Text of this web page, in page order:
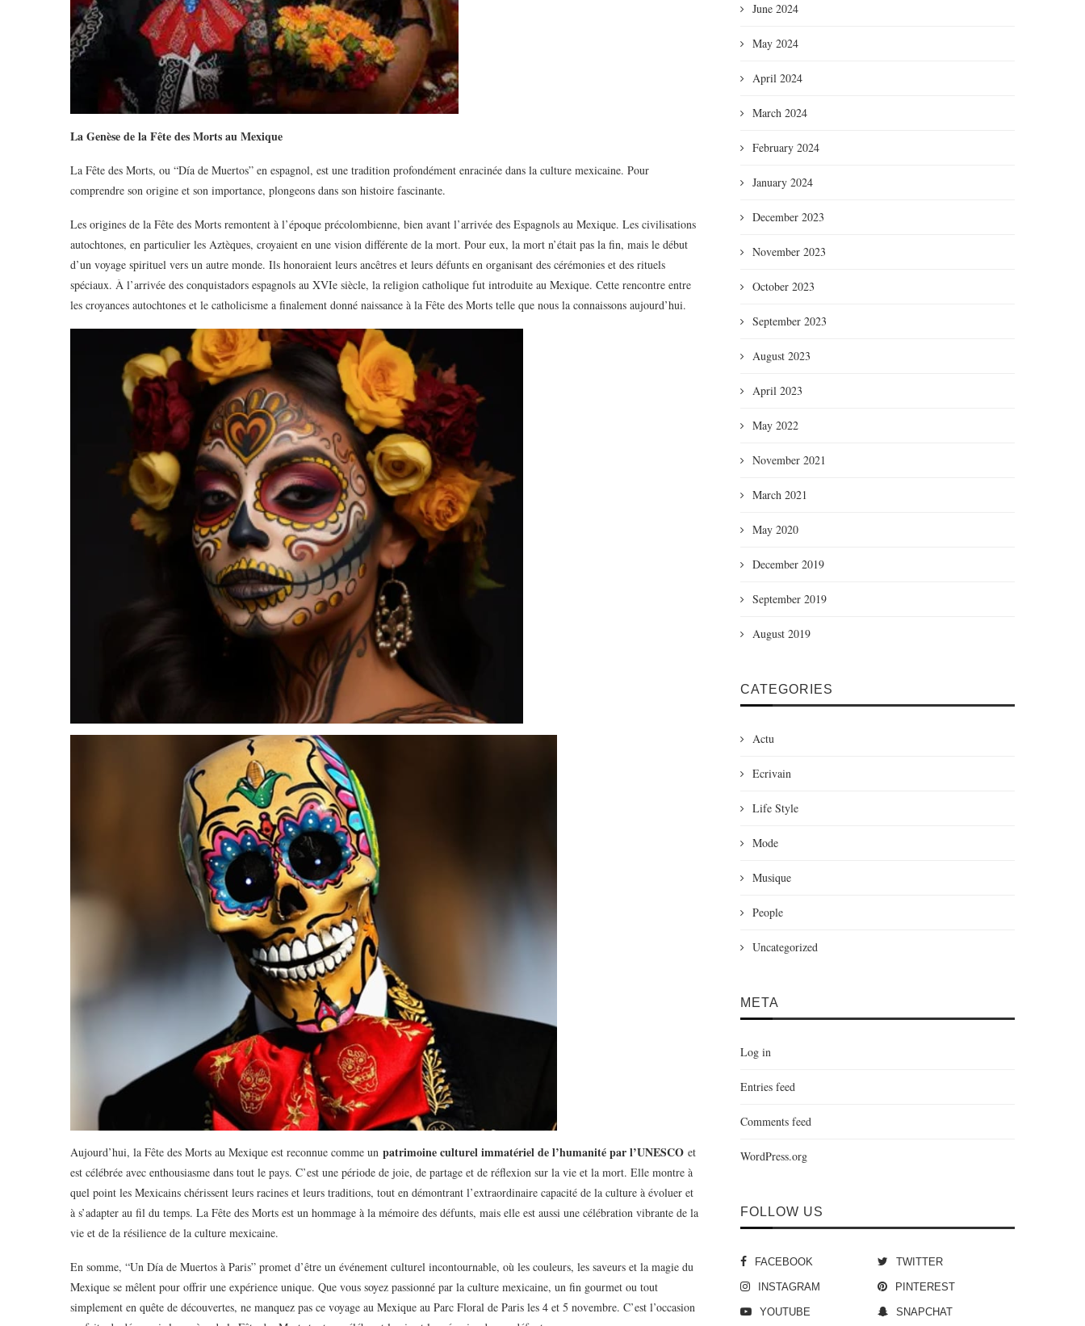
La Genèse de la Fête des Morts au Mexique
La Fête des Morts, ou “Día de Muertos” en espagnol, est une tradition profondément enracinée dans la culture mexicaine. Pour
comprendre son origine et son importance, plongeons dans son histoire fascinante.
Les origines de la Fête des Morts remontent à l’époque précolombienne, bien avant l’arrivée des Espagnols au Mexique. Les civilisations
autochtones, en particulier les Aztèques, croyaient en une vision différente de la mort. Pour eux, la mort n’était pas la fin, mais le début
d’un voyage spirituel vers un autre monde. Ils honoraient leurs ancêtres et leurs défunts en organisant des cérémonies et des rituels
spéciaux. À l’arrivée des conquistadors espagnols au XVIe siècle, la religion catholique fut introduite au Mexique. Cette rencontre entre
les croyances autochtones et le catholicisme a finalement donné naissance à la Fête des Morts telle que nous la connaissons aujourd’hui.
Aujourd’hui, la Fête des Morts au Mexique est reconnue comme un patrimoine culturel immatériel de l’humanité par l’UNESCO et
est célébrée avec enthousiasme dans tout le pays. C’est une période de joie, de partage et de réflexion sur la vie et la mort. Elle montre à
quel point les Mexicains chérissent leurs racines et leurs traditions, tout en démontrant l’extraordinaire capacité de la culture à évoluer et
à s’adapter au fil du temps. La Fête des Morts est un hommage à la mémoire des défunts, mais elle est aussi une célébration vibrante de la
vie et de la résilience de la culture mexicaine.
En somme, “Un Día de Muertos à Paris” promet d’être un événement culturel incontournable, où les couleurs, les saveurs et la magie du
Mexique se mêlent pour offrir une expérience unique. Que vous soyez passionné par la culture mexicaine, un fin gourmet ou tout
simplement en quête de découvertes, ne manquez pas ce voyage au Mexique au Parc Floral de Paris les 4 et 5 novembre. C’est l’occasion
June 2024
May 2024
April 2024
March 2024
February 2024
January 2024
December 2023
November 2023
October 2023
September 2023
August 2023
April 2023
May 2022
November 2021
March 2021
May 2020
December 2019
September 2019
August 2019
CATEGORIES
Actu
Ecrivain
Life Style
Mode
Musique
People
Uncategorized
META
Log in
Entries feed
Comments feed
WordPress.org
FOLLOW US
FACEBOOK TWITTER
INSTAGRAM PINTEREST
YOUTUBE SNAPCHAT